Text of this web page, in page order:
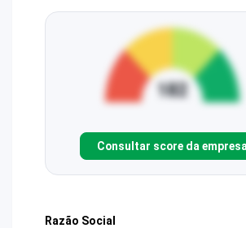
Consultar score da empresa
Razão Social